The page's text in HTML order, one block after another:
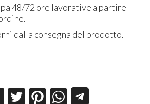
48/72 ore lavorative a partire
dalla consegna del prodotto.